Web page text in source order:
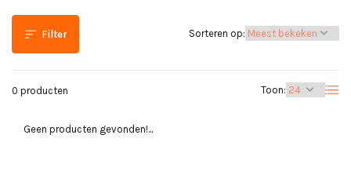
Filter
0 producten Toon:
Sorteren op:
Geen producten gevonden!...